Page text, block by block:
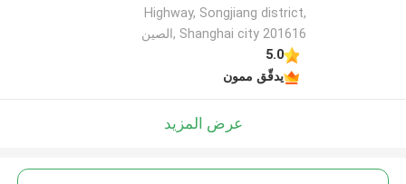
Highway, Songjiang district,
Shanghai city 201616 ,الصين
5.0
يدقّق ممون
عرض المزيد